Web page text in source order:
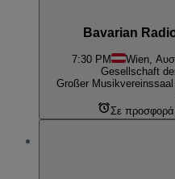
Bavarian
7:30 PM Wien,
Gesellschaft
Großer
Σε προσφορά